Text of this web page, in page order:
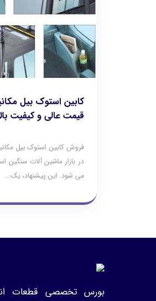
کابین استوک بیل
قیمت عالی و کیفیت
فروش کابین استوک بیل
در بازار ماشین‌ آلات سنگین
می‌ شود. این پیشنهاد، یک...
بورس تخصصی قطعات